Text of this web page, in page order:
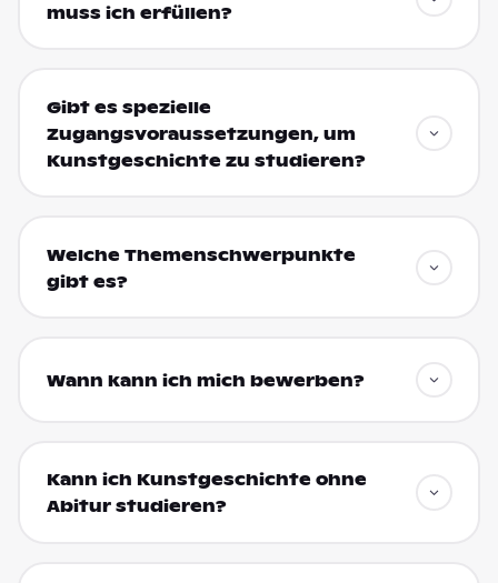
muss ich erfüllen?
Gibt es spezielle
Zugangsvoraussetzungen, um
Kunstgeschichte zu studieren?
Welche Themenschwerpunkte
gibt es?
Wann kann ich mich bewerben?
Kann ich Kunstgeschichte ohne
Abitur studieren?